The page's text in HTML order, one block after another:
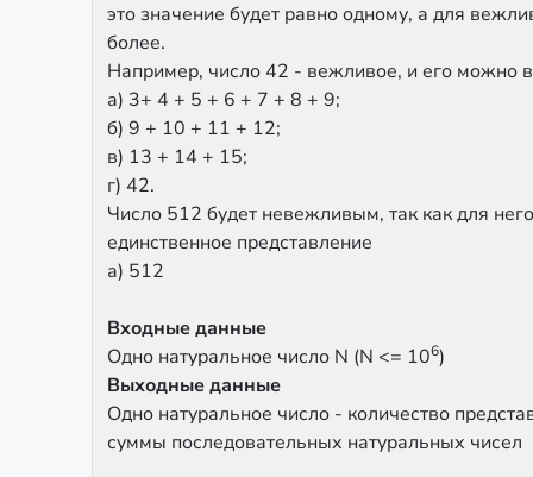
это значение будет равно одному, а для
более.
Например, число 42 - вежливое, и его можно
а) 3+ 4 + 5 + 6 + 7 + 8 + 9;
б) 9 + 10 + 11 + 12;
в) 13 + 14 + 15;
г) 42.
Число 512 будет невежливым, так как для
единственное представление
а) 512
Входные данные
Одно натуральное число N (N <= 106)
Выходные данные
Одно натуральное число - количество
суммы последовательных натуральных чисел